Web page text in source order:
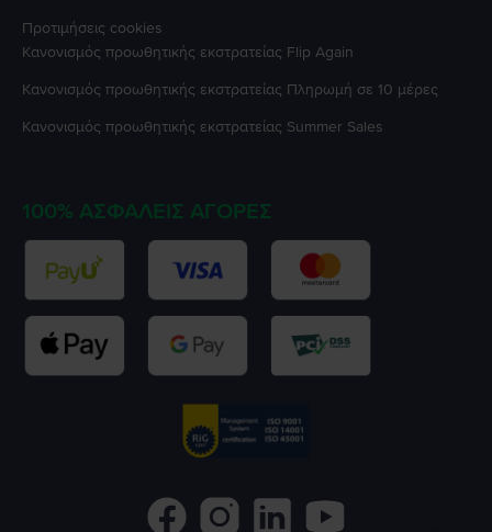
Προτιμήσεις cookies
Κανονισμός προωθητικής εκστρατείας Flip Again
Κανονισμός προωθητικής εκστρατείας Πληρωμή σε 10 μέρες
Κανονισμός προωθητικής εκστρατείας Summer Sales
100% ΑΣΦΑΛΕΊΣ ΑΓΟΡΈΣ